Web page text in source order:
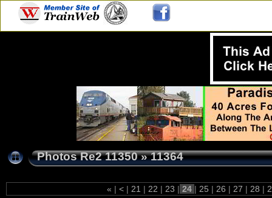
Photos Re2 11350»11364
« | < | 21 | 22 | 23 | 24 | 25 | 26 | 27 | 28 |